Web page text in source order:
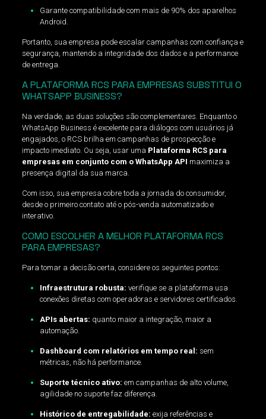
Garante compatibilidade com mais de 90% dos aparelhos
Android.
Portanto, sua empresa pode escalar campanhas com confiança e
segurança, mantendo a integridade dos dados e a performance
de entrega.
A PLATAFORMA RCS PARA EMPRESAS SUBSTITUI O
WHATSAPP BUSINESS?
Na verdade, as duas soluções são complementares. Enquanto o
WhatsApp Business é excelente para diálogos com usuários já
engajados, o RCS brilha em campanhas de prospecção e
impacto imediato. Ou seja, usar uma Plataforma RCS para
empresas em conjunto com o WhatsApp API maximiza a
presença digital da sua marca.
Com isso, sua empresa cobre toda a jornada do consumidor,
desde o primeiro contato até o pós-venda automatizado e
interativo.
COMO ESCOLHER A MELHOR PLATAFORMA RCS
PARA EMPRESAS?
Para tomar a decisão certa, considere os seguintes pontos:
Infraestrutura robusta: verifique se a plataforma usa
conexões diretas com operadoras e servidores certificados.
APIs abertas: quanto maior a integração, maior a
automação.
Dashboard com relatórios em tempo real: sem
métricas, não há performance.
Suporte técnico ativo: em campanhas de alto volume,
agilidade no suporte faz diferença.
Histórico de entregabilidade: exija referências e